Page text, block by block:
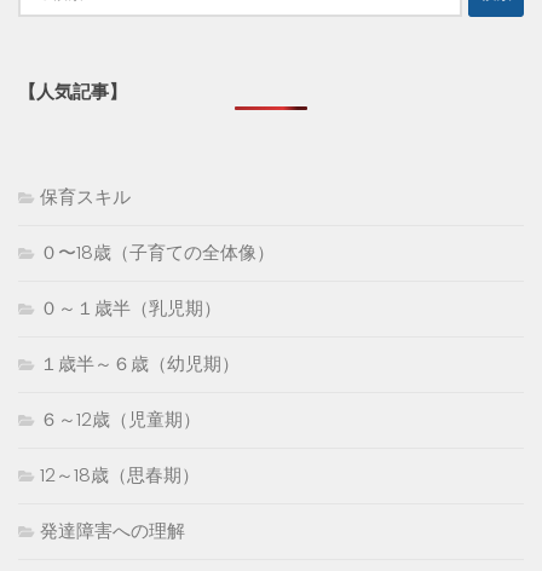
索:
【人気記事】
保育スキル
０〜18歳（子育ての全体像）
０～１歳半（乳児期）
１歳半～６歳（幼児期）
６～12歳（児童期）
12～18歳（思春期）
発達障害への理解